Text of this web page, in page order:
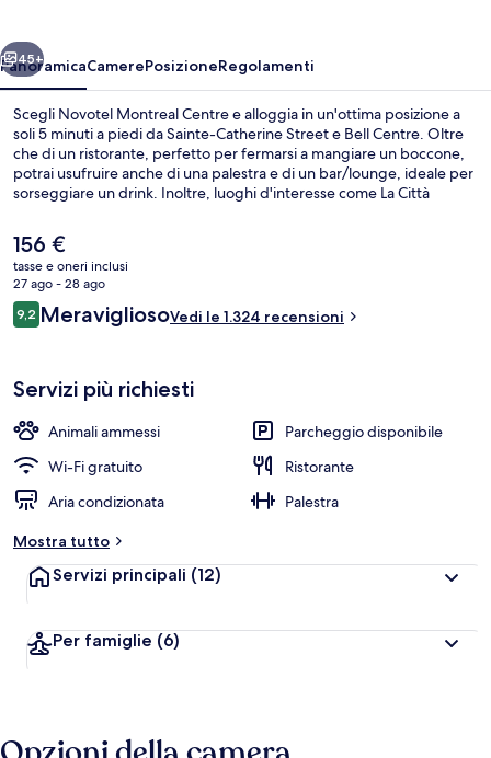
Avanti
45+
PanoramicaCamerePosizioneRegolamenti
Scegli Novotel Montreal Centre e alloggia in un'ottima posizione a
soli 5 minuti a piedi da Sainte-Catherine Street e Bell Centre. Oltre
che di un ristorante, perfetto per fermarsi a mangiare un boccone,
potrai usufruire anche di una palestra e di un bar/lounge, ideale per
sorseggiare un drink. Inoltre, luoghi d'interesse come La Città
minuti a piedi. Le recensioni dei viaggiatori menzionano il personale
gentile e la posizione centrale. La struttura è una comoda base per
spostarsi con i mezzi pubblici: Stazione di Bonaventure si trova a 9
min a piedi e Stazione di Peel a 9.
Il
prezzo
attuale
è
156 €
156 €
tasse e oneri inclusi
27 ago - 28 ago
Recensioni
9,29,2 su 10
MeravigliosoVedi le 1.324 recensioni
Servizi più richiesti
Animali ammessi
Parcheggio disponibile
Wi-Fi gratuito
Ristorante
Aria condizionata
Palestra
Mostra tutto
Servizi principali (12)
Per famiglie (6)